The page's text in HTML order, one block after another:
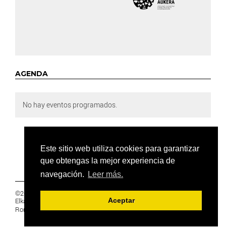
Este sitio web utiliza cookies para garantizar
que obtengas la mejor experiencia de
navegación.
Leer más.
Aceptar
AGENDA
No hay eventos programados.
©2019 Euskal Herriko Ikasleen Gurasoen
Elkartea -
Ronda 27, 1 Ezk, 48005 Bilbao, Bizkaia